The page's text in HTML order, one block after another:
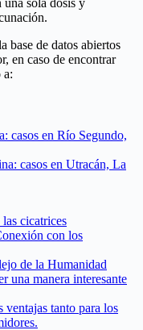
base de datos abiertos
en caso de encontrar
a:
casos en Río Segundo,
casos en Utracán, La
cicatrices
con los
de la Humanidad
una manera interesante
ventajas tanto para los